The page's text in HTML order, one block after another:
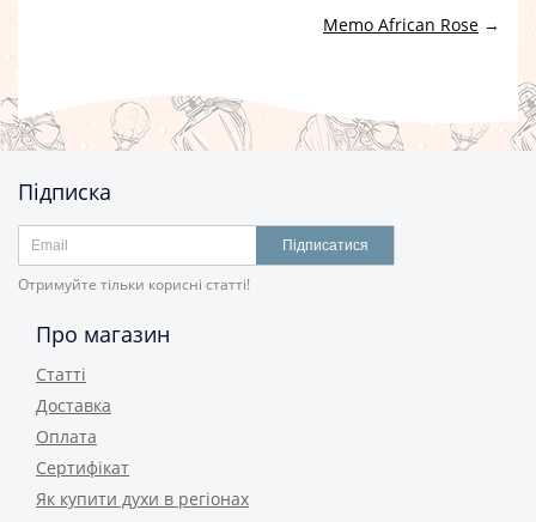
Memo African Rose →
Підписка
Підписатися
Отримуйте тільки корисні статті!
Про магазин
Статті
Доставка
Оплата
Сертифікат
Як купити духи в регіонах